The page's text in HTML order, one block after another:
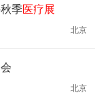
季医疗展
北京
会
北京